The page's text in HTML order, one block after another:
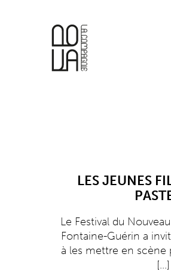
LES JEUNES
Le Festival du
Fontaine-Guérin a
à les mettre en scène
[...]